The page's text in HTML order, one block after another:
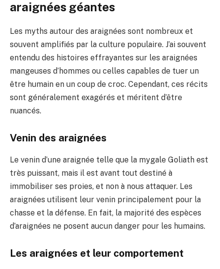
araignées géantes
Les myths autour des araignées sont nombreux et
souvent amplifiés par la culture populaire. J’ai souvent
entendu des histoires effrayantes sur les araignées
mangeuses d’hommes ou celles capables de tuer un
être humain en un coup de croc. Cependant, ces récits
sont généralement exagérés et méritent d’être
nuancés.
Venin des araignées
Le venin d’une araignée telle que la mygale Goliath est
très puissant, mais il est avant tout destiné à
immobiliser ses proies, et non à nous attaquer. Les
araignées utilisent leur venin principalement pour la
chasse et la défense. En fait, la majorité des espèces
d’araignées ne posent aucun danger pour les humains.
Les araignées et leur comportement